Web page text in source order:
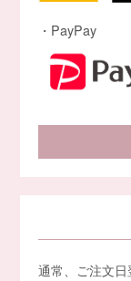
・PayPay
通常、ご注文日